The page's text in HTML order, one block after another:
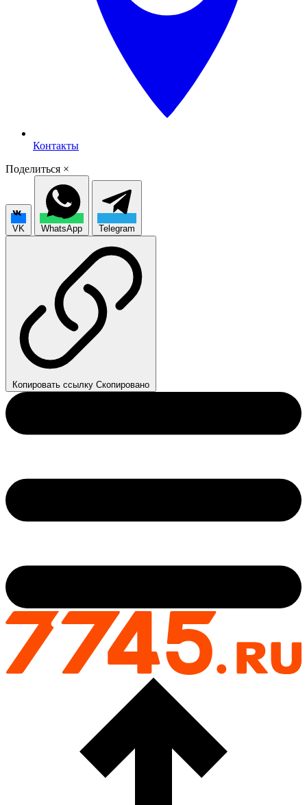
Контакты
Поделиться ×
VK WhatsApp Telegram
Копировать ссылку Скопировано